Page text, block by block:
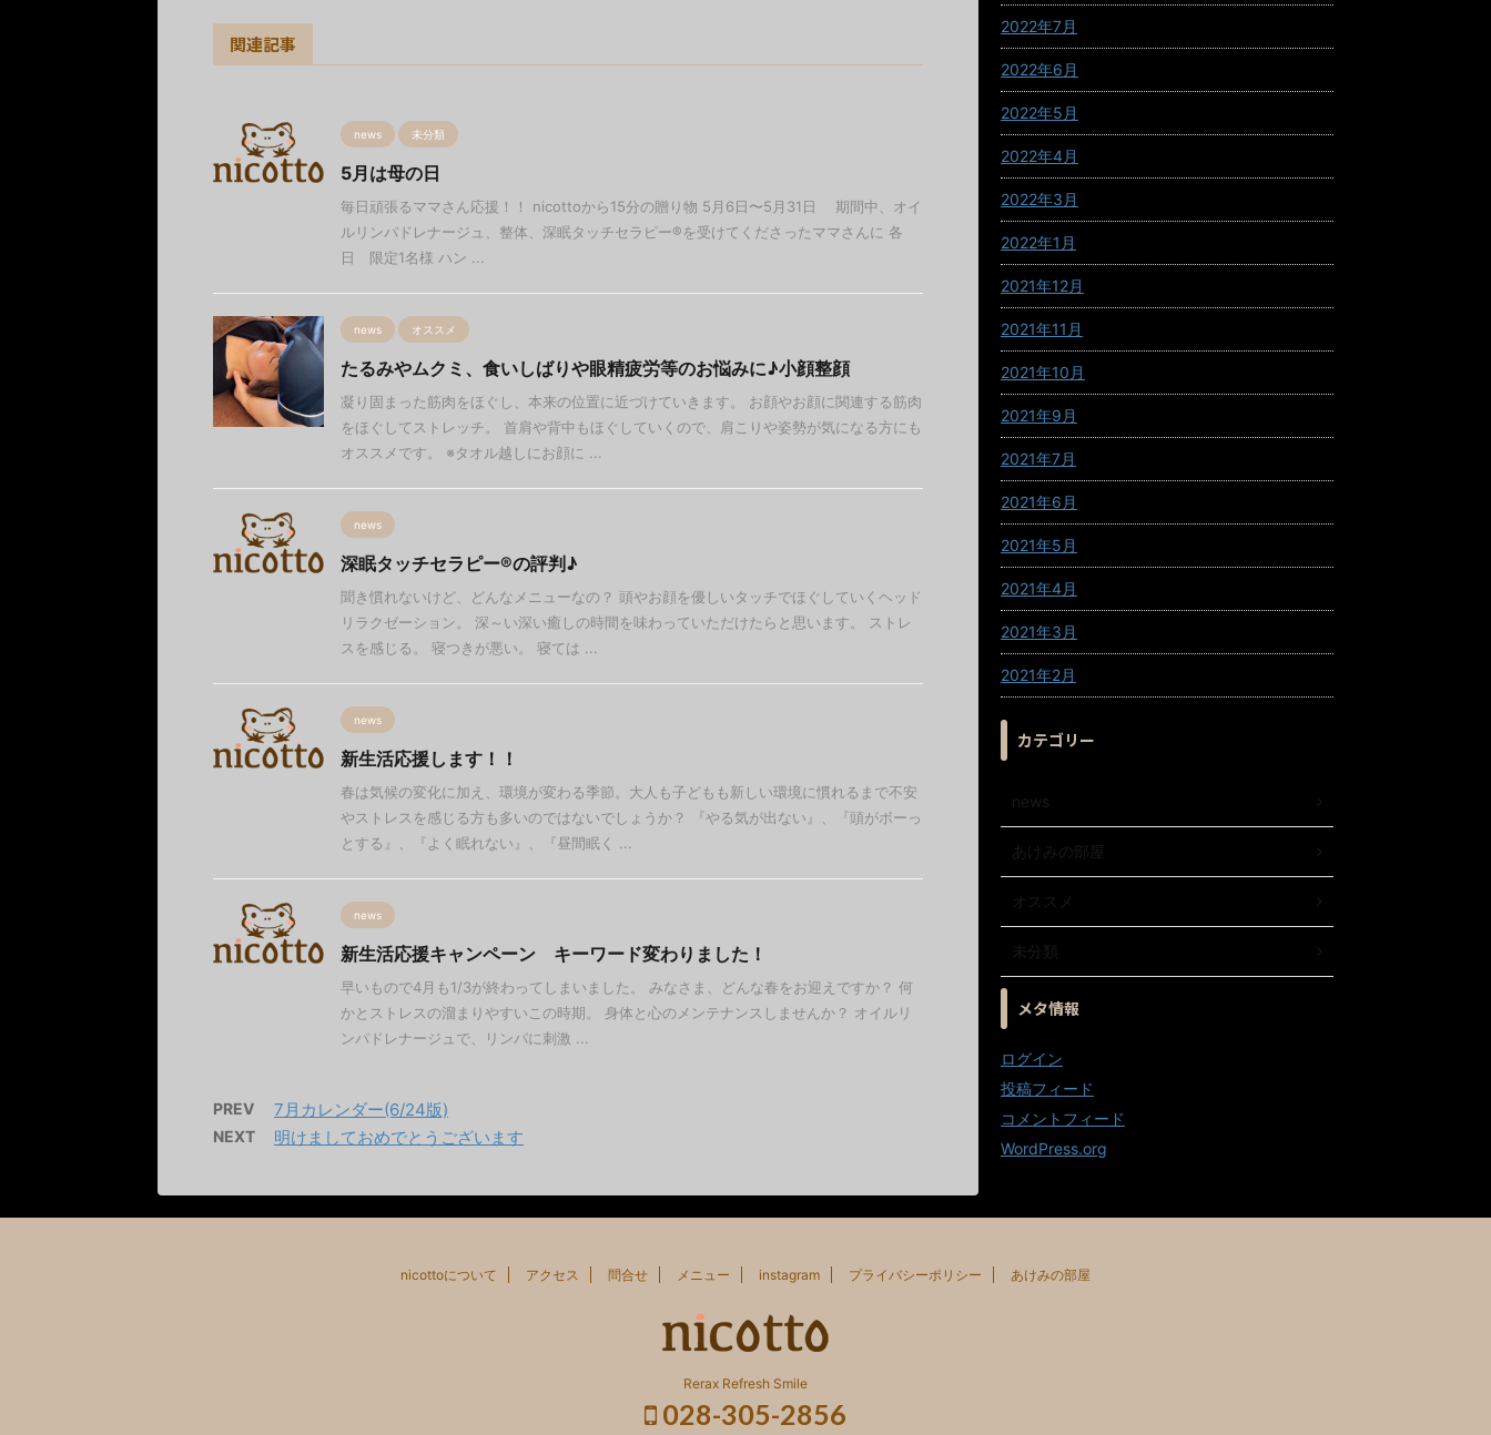
関連記事
news 未分類
5月は母の日
毎日頑張るママさん応援！！ nicottoから15分の贈り物 5月6日〜5月31日 期間中、オイ
ルリンパドレナージュ、整体、深眠タッチセラピー®︎を受けてくださったママさんに 各
日 限定1名様 ハン ...
news オススメ
たるみやムクミ、食いしばりや眼精疲労等のお悩みに♪小顔整顔
凝り固まった筋肉をほぐし、本来の位置に近づけていきます。 お顔やお顔に関連する筋肉
をほぐしてストレッチ。 首肩や背中もほぐしていくので、肩こりや姿勢が気になる方にも
オススメです。 ※タオル越しにお顔に ...
news
深眠タッチセラピー®︎の評判♪
聞き慣れないけど、どんなメニューなの？ 頭やお顔を優しいタッチでほぐしていくヘッド
リラクゼーション。 深～い深い癒しの時間を味わっていただけたらと思います。 ストレ
スを感じる。 寝つきが悪い。 寝ては ...
news
新生活応援します！！
春は気候の変化に加え、環境が変わる季節。大人も子どもも新しい環境に慣れるまで不安
やストレスを感じる方も多いのではないでしょうか？ 『やる気が出ない』、『頭がボーっ
とする』、『よく眠れない』、『昼間眠く ...
news
新生活応援キャンペーン キーワード変わりました！
早いもので4月も1/3が終わってしまいました。 みなさま、どんな春をお迎えですか？ 何
かとストレスの溜まりやすいこの時期。 身体と心のメンテナンスしませんか？ オイルリ
ンパドレナージュで、リンパに刺激 ...
PREV 7月カレンダー(6/24版)
NEXT 明けましておめでとうございます
2022年7月
2022年6月
2022年5月
2022年4月
2022年3月
2022年1月
2021年12月
2021年11月
2021年10月
2021年9月
2021年7月
2021年6月
2021年5月
2021年4月
2021年3月
2021年2月
カテゴリー
news
あけみの部屋
オススメ
未分類
メタ情報
ログイン
投稿フィード
コメントフィード
WordPress.org
nicottoについて アクセス 問合せ メニュー instagram プライバシーポリシー あけみの部屋
Rerax Refresh Smile
028-305-2856